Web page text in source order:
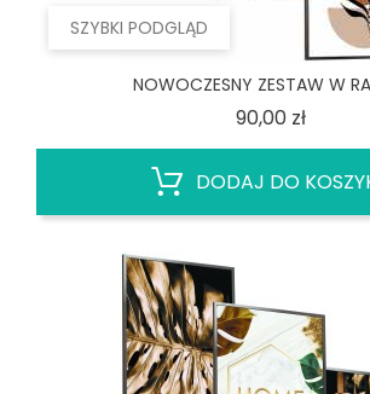
SZYBKI PODGLĄD
NOWOCZESNY ZESTAW W
90,00 złCena
DODAJ DO